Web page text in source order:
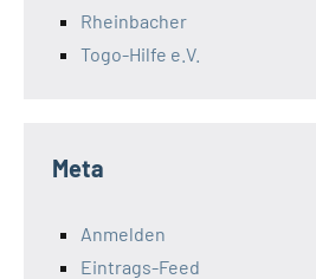
Rheinbacher
Togo-Hilfe e.V.
Meta
Anmelden
Eintrags-Feed